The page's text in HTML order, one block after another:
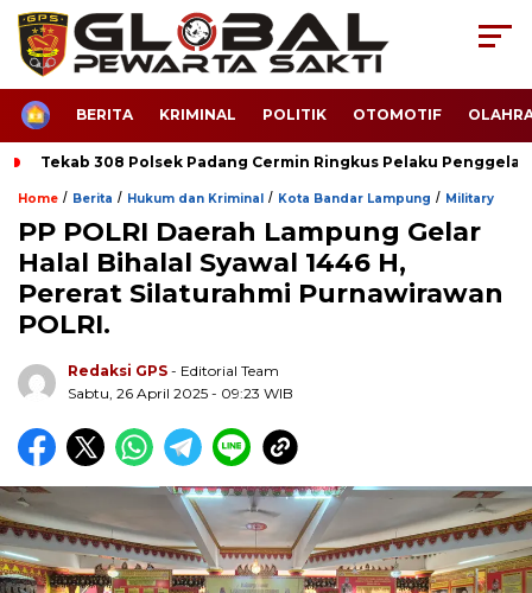
HOMEBERITA KRIMINAL POLITIK OTOMOTIF
Tekab 308 Polsek Padang Cermin Ringkus Pelaku
Home / Berita / Hukum dan Kriminal / Kota Bandar Lampung / Military
PP POLRI Daerah Lampung Gelar
Halal Bihalal Syawal 1446 H,
Pererat Silaturahmi Purnawirawan
POLRI.
Redaksi GPS - Editorial Team
Sabtu, 26 April 2025 - 09:23 WIB